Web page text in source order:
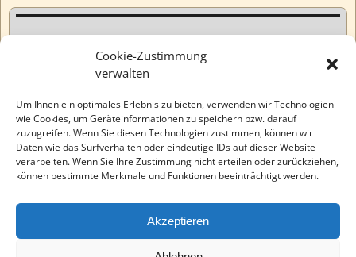
Cookie-Zustimmung
verwalten
Um Ihnen ein optimales Erlebnis zu bieten, verwenden wir Technologien
wie Cookies, um Geräteinformationen zu speichern bzw. darauf
zuzugreifen. Wenn Sie diesen Technologien zustimmen, können wir
Daten wie das Surfverhalten oder eindeutige IDs auf dieser Website
verarbeiten. Wenn Sie Ihre Zustimmung nicht erteilen oder zurückziehen,
können bestimmte Merkmale und Funktionen beeinträchtigt werden.
Akzeptieren
Varia